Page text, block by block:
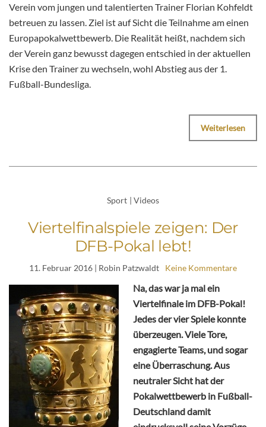
Verein vom jungen und talentierten Trainer Florian Kohfeldt
betreuen zu lassen. Ziel ist auf Sicht die Teilnahme am einen
Europapokalwettbewerb. Die Realität heißt, nachdem sich
der Verein ganz bewusst dagegen entschied in der aktuellen
Krise den Trainer zu wechseln, wohl Abstieg aus der 1.
Fußball-Bundesliga.
Weiterlesen
Sport | Videos
Viertelfinalspiele zeigen: Der
DFB-Pokal lebt!
11. Februar 2016 | Robin Patzwaldt Keine Kommentare
Na, das war ja mal ein
Viertelfinale im DFB-Pokal!
Jedes der vier Spiele konnte
überzeugen. Viele Tore,
engagierte Teams, und sogar
eine Überraschung. Aus
neutraler Sicht hat der
Pokalwettbewerb in Fußball-
Deutschland damit